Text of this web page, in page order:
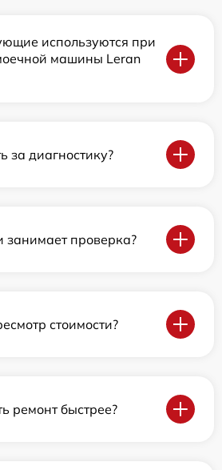
используются при
машины Leran
за диагностику?
занимает проверка?
стоимости?
ремонт быстрее?